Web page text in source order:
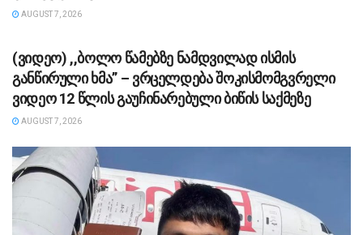
AUGUST 7, 2026
(ვიდეო) ,,ბოლო წამებზე ნამდვილად ისმის
განწირული ხმა” – ვრცელდება შოკისმომგვრელი
ვიდეო 12 წლის გაუჩინარებული ბიწის საქმეზე
AUGUST 7, 2026